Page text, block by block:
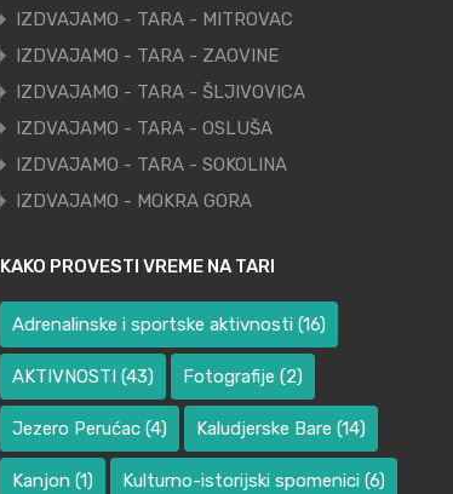
IZDVAJAMO - TARA - MITROVAC
IZDVAJAMO - TARA - ZAOVINE
IZDVAJAMO - TARA - ŠLJIVOVICA
IZDVAJAMO - TARA - OSLUŠA
IZDVAJAMO - TARA - SOKOLINA
IZDVAJAMO - MOKRA GORA
KAKO PROVESTI VREME NA TARI
Adrenalinske i sportske aktivnosti (16)
AKTIVNOSTI (43) Fotografije (2)
Jezero Perućac (4) Kaludjerske Bare (14)
Kanjon (1) Kulturno-istorijski spomenici (6)